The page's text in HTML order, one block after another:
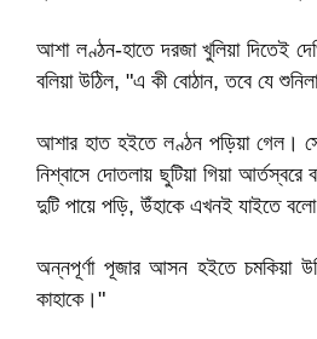
আশা লণ্ঠন-হাতে দরজা খুলিয়া দিতেই
বলিয়া উঠিল, "এ কী বোঠান, তবে যে
আশার হাত হইতে লণ্ঠন পড়িয়া গেল।
নিশ্বাসে দোতলায় ছুটিয়া গিয়া আর্তস্বরে
দুটি পায়ে পড়ি, উঁহাকে এখনই যাইতে
অন্নপূর্ণা পূজার আসন হইতে চমকিয়া
কাহাকে।"